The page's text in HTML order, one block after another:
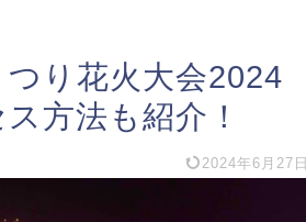
り花火大会2024
方法も紹介！
2024年6月27日